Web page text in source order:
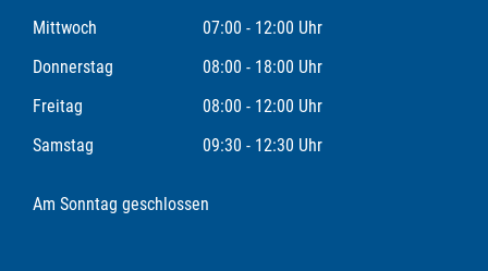
Mittwoch
07:00 - 12:00 Uhr
Donnerstag
08:00 - 18:00 Uhr
Freitag
08:00 - 12:00 Uhr
Samstag
09:30 - 12:30 Uhr
Am Sonntag geschlossen